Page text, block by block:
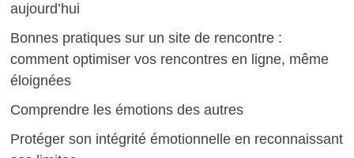
aujourd’hui
Bonnes pratiques sur un site de rencontre :
comment optimiser vos rencontres en ligne, même
éloignées
Comprendre les émotions des autres
Protéger son intégrité émotionnelle en reconnaissant